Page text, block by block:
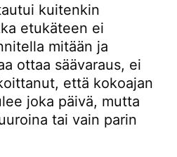
kuitenkin
etukäteen ei
mitään ja
ottaa säävaraus, ei
että kokoajan
joka päivä, mutta
tai vain parin